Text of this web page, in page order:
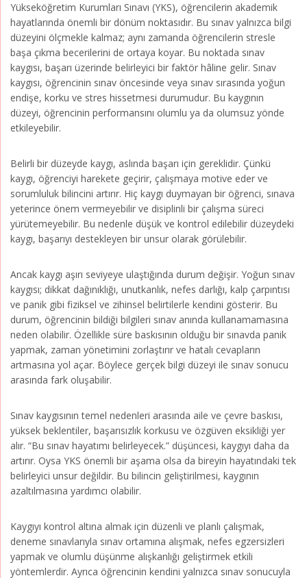
Yükseköğretim Kurumları Sınavı (YKS), öğrencilerin akademik
hayatlarında önemli bir dönüm noktasıdır. Bu sınav yalnızca bilgi
düzeyini ölçmekle kalmaz; aynı zamanda öğrencilerin stresle
başa çıkma becerilerini de ortaya koyar. Bu noktada sınav
kaygısı, başarı üzerinde belirleyici bir faktör hâline gelir. Sınav
kaygısı, öğrencinin sınav öncesinde veya sınav sırasında yoğun
endişe, korku ve stres hissetmesi durumudur. Bu kaygının
düzeyi, öğrencinin performansını olumlu ya da olumsuz yönde
etkileyebilir.
Belirli bir düzeyde kaygı, aslında başarı için gereklidir. Çünkü
kaygı, öğrenciyi harekete geçirir, çalışmaya motive eder ve
sorumluluk bilincini artırır. Hiç kaygı duymayan bir öğrenci, sınava
yeterince önem vermeyebilir ve disiplinli bir çalışma süreci
yürütemeyebilir. Bu nedenle düşük ve kontrol edilebilir düzeydeki
kaygı, başarıyı destekleyen bir unsur olarak görülebilir.
Ancak kaygı aşırı seviyeye ulaştığında durum değişir. Yoğun sınav
kaygısı; dikkat dağınıklığı, unutkanlık, nefes darlığı, kalp çarpıntısı
ve panik gibi fiziksel ve zihinsel belirtilerle kendini gösterir. Bu
durum, öğrencinin bildiği bilgileri sınav anında kullanamamasına
neden olabilir. Özellikle süre baskısının olduğu bir sınavda panik
yapmak, zaman yönetimini zorlaştırır ve hatalı cevapların
artmasına yol açar. Böylece gerçek bilgi düzeyi ile sınav sonucu
arasında fark oluşabilir.
Sınav kaygısının temel nedenleri arasında aile ve çevre baskısı,
yüksek beklentiler, başarısızlık korkusu ve özgüven eksikliği yer
alır. “Bu sınav hayatımı belirleyecek.” düşüncesi, kaygıyı daha da
artırır. Oysa YKS önemli bir aşama olsa da bireyin hayatındaki tek
belirleyici unsur değildir. Bu bilincin geliştirilmesi, kaygının
azaltılmasına yardımcı olabilir.
Kaygıyı kontrol altına almak için düzenli ve planlı çalışmak,
deneme sınavlarıyla sınav ortamına alışmak, nefes egzersizleri
yapmak ve olumlu düşünme alışkanlığı geliştirmek etkili
yöntemlerdir. Ayrıca öğrencinin kendini yalnızca sınav sonucuyla